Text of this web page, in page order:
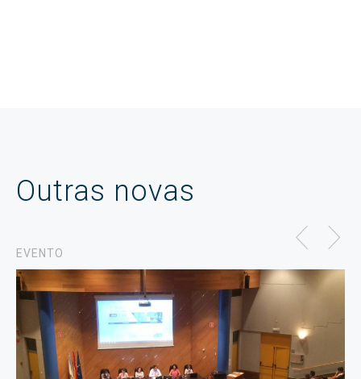
Outras novas
EVENTO